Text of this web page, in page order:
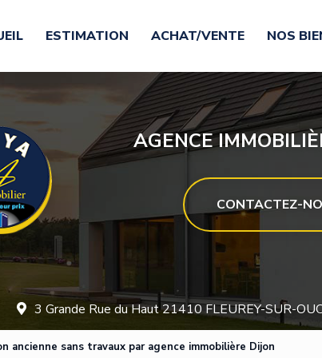
ESTIMATION ACHAT/VENTE NOS
AGENCE
CONTACTEZ-
3 Grande Rue du Haut 21410 FLEUREY-SUR-
ancienne sans travaux par agence immobilière Dijon